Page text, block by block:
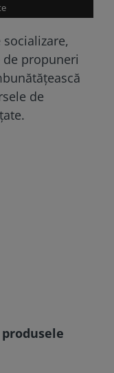
de propuneri
de